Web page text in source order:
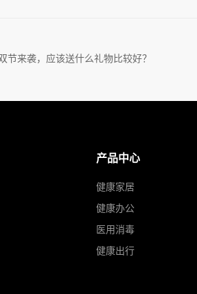
节来袭，应该送什么礼物比较好？
产品中心
健康家居
健康办公
医用消毒
健康出行